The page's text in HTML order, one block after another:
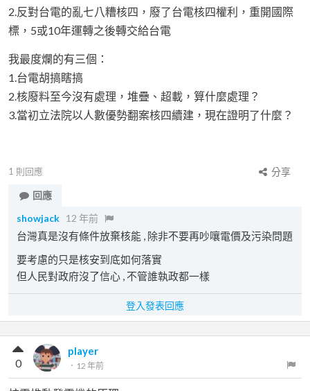
2.反對台電的亂七八糟核四，廢了台電核四權利，重開國際
標，5或10年運轉之後轉交給台電
我最度爛的有三個：
1.台電胡搞瞎搞
2.核廢料至今沒有處理，堆疊、超載，算什麼處理？
3.當初立法院以人數優勢翻案核四續建，現在證明了什麼？
1 則回應
分享
回應
showjack 12 年前
台灣真是沒有條件放棄核能 , 除非不要再吵嚷電價及污染問題
要考慮的只是核安到底如何落實
但人民對政府沒了信心 , 不管誰執政都一樣
登入發表回應
player
． 12 年前
0